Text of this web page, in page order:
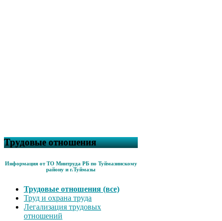
Трудовые отношения
Информация от ТО Минтруда РБ по Туймазинскому
району и г.Туймазы
Трудовые отношения (все)
Труд и охрана труда
Легализация трудовых
отношений